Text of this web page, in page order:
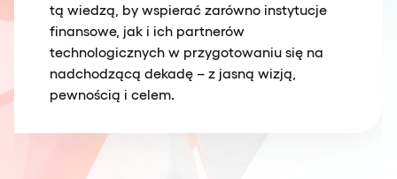
tą wiedzą, by wspierać zarówno instytucje
finansowe, jak i ich partnerów
technologicznych w przygotowaniu się na
nadchodzącą dekadę – z jasną wizją,
pewnością i celem.